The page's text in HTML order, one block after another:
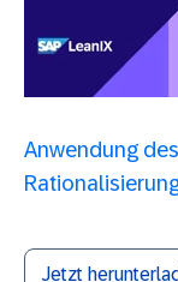
Anwendung
Jetzt